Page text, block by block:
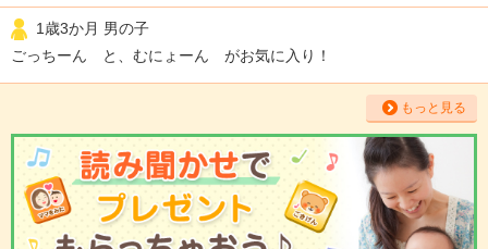
1歳3か月 男の子
ごっちーん と、むにょーん がお気に入り！
もっと見る